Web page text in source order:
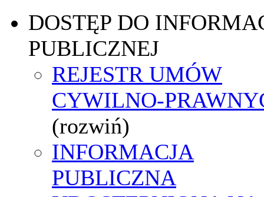
DOSTĘP DO
PUBLICZNEJ
REJESTR UMÓW
CYWILNO-
(rozwiń)
INFORMACJA
PUBLICZNA